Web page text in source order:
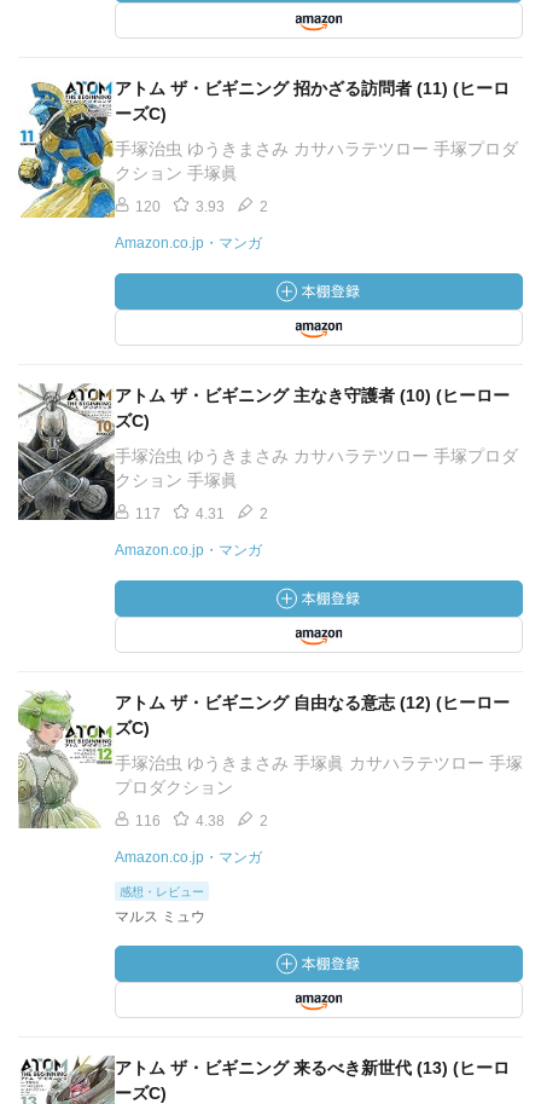
アトム ザ・ビギニング 招かざる訪問者 (11) (ヒーロ
ーズC)
手塚治虫 ゆうきまさみ カサハラテツロー 手塚プロダ
クション 手塚眞
120 3.93 2
Amazon.co.jp・マンガ
アトム ザ・ビギニング 主なき守護者 (10) (ヒーロー
ズC)
手塚治虫 ゆうきまさみ カサハラテツロー 手塚プロダ
クション 手塚眞
117 4.31 2
Amazon.co.jp・マンガ
アトム ザ・ビギニング 自由なる意志 (12) (ヒーロー
ズC)
手塚治虫 ゆうきまさみ 手塚眞 カサハラテツロー 手塚
プロダクション
116 4.38 2
Amazon.co.jp・マンガ
感想・レビュー
マルス ミュウ
アトム ザ・ビギニング 来るべき新世代 (13) (ヒーロ
ーズC)